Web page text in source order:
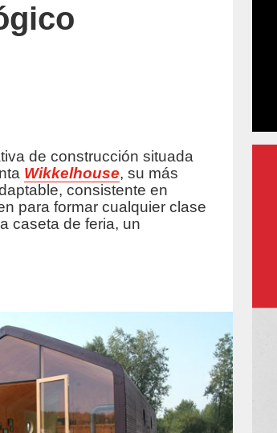
de construcción situada
Wikkelhouse, su más
consistente en
para formar cualquier clase
caseta de feria, un